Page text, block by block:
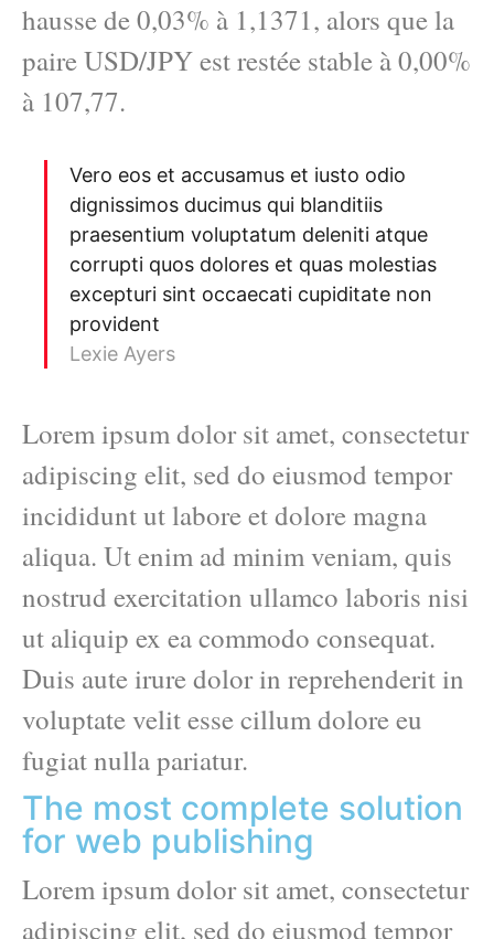
hausse de 0,03% à 1,1371, alors que la
paire USD/JPY est restée stable à 0,00%
à 107,77.
Vero eos et accusamus et iusto odio
dignissimos ducimus qui blanditiis
praesentium voluptatum deleniti atque
corrupti quos dolores et quas molestias
excepturi sint occaecati cupiditate non
provident
Lexie Ayers
Lorem ipsum dolor sit amet, consectetur
adipiscing elit, sed do eiusmod tempor
incididunt ut labore et dolore magna
aliqua. Ut enim ad minim veniam, quis
nostrud exercitation ullamco laboris nisi
ut aliquip ex ea commodo consequat.
Duis aute irure dolor in reprehenderit in
voluptate velit esse cillum dolore eu
fugiat nulla pariatur.
The most complete solution
for web publishing
Lorem ipsum dolor sit amet, consectetur
adipiscing elit, sed do eiusmod tempor